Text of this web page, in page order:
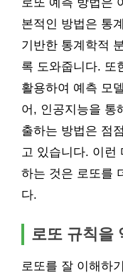
본적인 방법은 통
기반한 통계학적
록 도와줍니다. 또
활용하여 예측 모
어, 인공지능을 통
출하는 방법은 점
고 있습니다. 이런
하는 것은 로또를
다.
로또 규칙을
로또를 잘 이해하